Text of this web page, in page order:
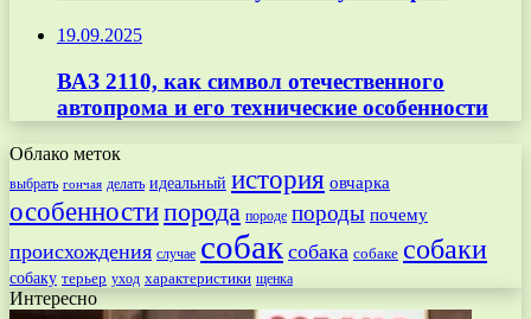
19.09.2025
ВАЗ 2110, как символ отечественного
автопрома и его технические особенности
Облако меток
выбрать гончая делать идеальный история овчарка
особенностипорода породе породы почему
происхождения случае собак собака собаке собаки
собаку терьер уход характеристики щенка
Интересно